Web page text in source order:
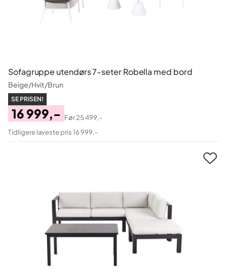
Sofagruppe utendørs 7-seter Robella med bord
Beige/Hvit/Brun
SE PRISEN!
Pris
16 999,-
Original
Pris
Før25 499,-
Tidligere laveste pris 16 999,-